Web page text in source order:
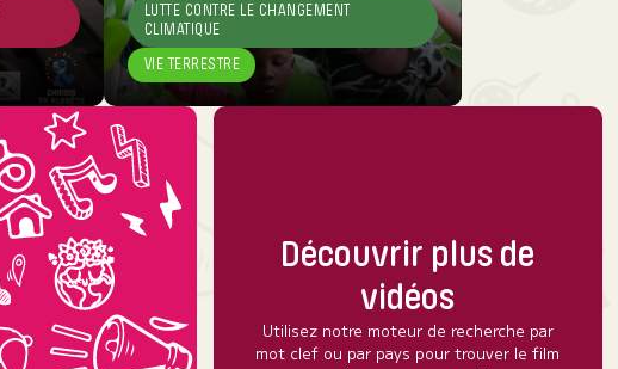
LUTTE CONTRE LE CHANGEMENT
CLIMATIQUE
VIE TERRESTRE
LUTTE CONTRE LE CHANGEMENT
CLIMATIQUE
VIE TERRESTRE
Découvrir plus de
vidéos
Utilisez notre moteur de recherche par
mot clef ou par pays pour trouver le film